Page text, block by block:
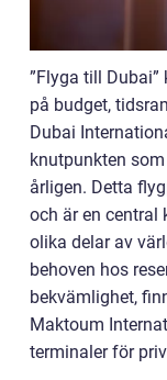
”Flyga till
på budget,
Dubai
knutpunkten
årligen. Detta
och är en central
olika delar av
behoven hos
bekvämlighet,
Maktoum
terminaler för